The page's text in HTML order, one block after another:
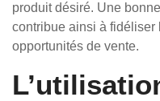
produit désiré. Une
contribue ainsi à
opportunités de vente.